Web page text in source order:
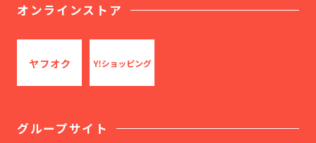
オンラインストア
グループサイト